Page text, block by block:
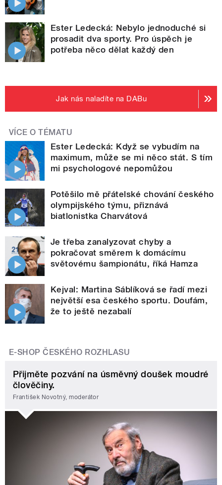
Ester Ledecká: Nebylo jednoduché si
prosadit dva sporty. Pro úspěch je
potřeba něco dělat každý den
Jak nás naladíte na DABu
VÍCE O TÉMATU
Ester Ledecká: Když se vybudím na
maximum, může se mi něco stát. S tím
mi psychologové nepomůžou
Potěšilo mě přátelské chování českého
olympijského týmu, přiznává
biatlonistka Charvátová
Je třeba zanalyzovat chyby a
pokračovat směrem k domácímu
světovému šampionátu, říká Hamza
Kejval: Martina Sáblíková se řadí mezi
největší esa českého sportu. Doufám,
že to ještě nezabalí
E-SHOP ČESKÉHO ROZHLASU
Přijměte pozvání na úsměvný doušek moudré
člověčiny.
František Novotný, moderátor